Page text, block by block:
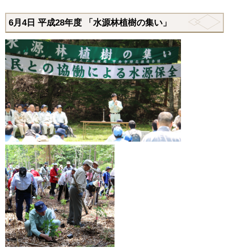
6月4日 平成28年度 「水源林植樹の集い」